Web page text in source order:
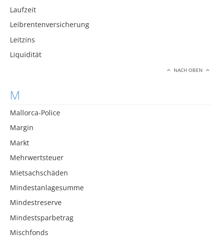
Laufzeit
Leibrentenversicherung
Leitzins
Liquidität
NACH OBEN
M
Mallorca-Police
Margin
Markt
Mehrwertsteuer
Mietsachschäden
Mindestanlagesumme
Mindestreserve
Mindestsparbetrag
Mischfonds